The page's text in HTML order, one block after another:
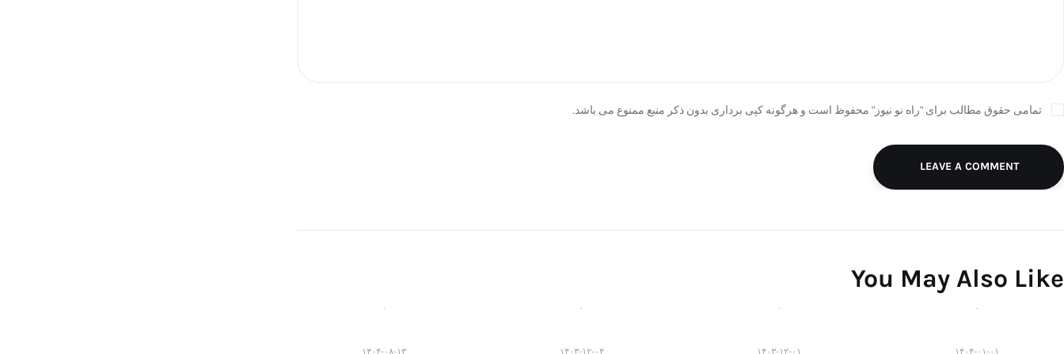
تمامی حقوق مطالب برای "راه نو نیوز" محفوظ است و هرگونه کپی برداری بدون ذکر منبع ممنوع می باشد.
LEAVE A COMMENT
You May Also Like